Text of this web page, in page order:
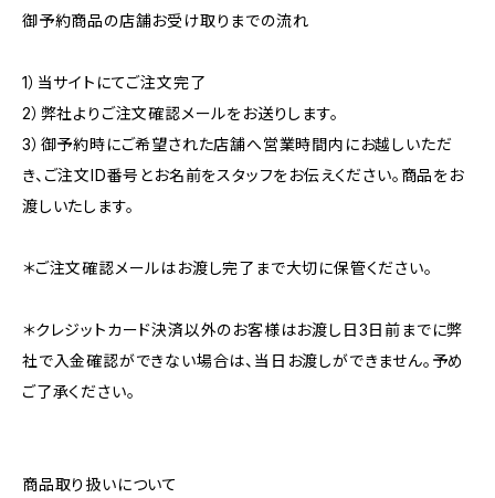
御予約商品の店舗お受け取りまでの流れ
1）当サイトにてご注文完了
2）弊社よりご注文確認メールをお送りします。
3）御予約時にご希望された店舗へ営業時間内にお越しいただ
き、ご注文ID番号とお名前をスタッフをお伝えください。商品をお
渡しいたします。
＊ご注文確認メールはお渡し完了まで大切に保管ください。
＊クレジットカード決済以外のお客様はお渡し日3日前までに弊
社で入金確認ができない場合は、当日お渡しができません。予め
ご了承ください。
商品取り扱いについて